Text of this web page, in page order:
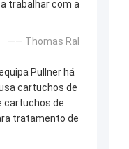
trabalhar com a
—— Thomas Ral
Pullner há
cartuchos de
cartuchos de
tratamento de